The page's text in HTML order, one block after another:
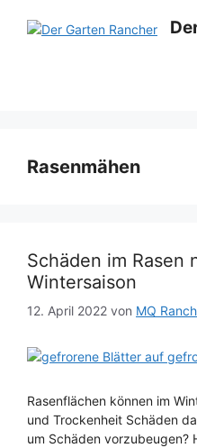
Inhalt
Rasenmähen
Schäden im Rasen
Wintersaison
12. April 2022 von MQ Ranch
Rasenflächen können im
und Trockenheit Schäden
um Schäden vorzubeugen?